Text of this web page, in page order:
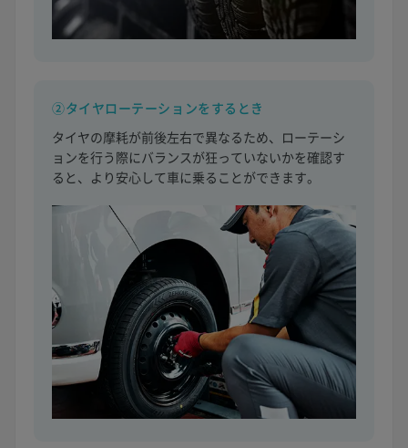
②タイヤローテーションをするとき
タイヤの摩耗が前後左右で異なるため、ローテーシ
ョンを行う際にバランスが狂っていないかを確認す
ると、より安心して車に乗ることができます。